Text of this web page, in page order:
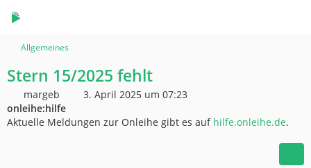
Allgemeines
Stern 15/2025 fehlt
margeb
3. April 2025 um 07:23
onleihe:hilfe
Aktuelle Meldungen zur Onleihe gibt es auf hilfe.onleihe.de.